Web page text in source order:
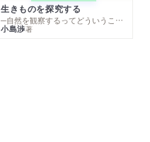
生きものを探究する
─自然を観察するってどういうこと？
小島渉著